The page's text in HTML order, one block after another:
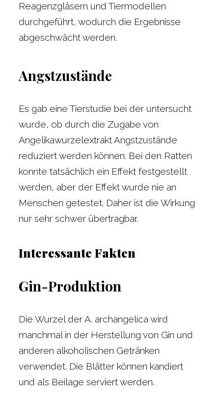
Reagenzgläsern und Tiermodellen
durchgeführt, wodurch die Ergebnisse
abgeschwächt werden.
Angstzustände
Es gab eine Tierstudie bei der untersucht
wurde, ob durch die Zugabe von
Angelikawurzelextrakt Angstzustände
reduziert werden können. Bei den Ratten
konnte tatsächlich ein Effekt festgestellt
werden, aber der Effekt wurde nie an
Menschen getestet. Daher ist die Wirkung
nur sehr schwer übertragbar.
Interessante Fakten
Gin-Produktion
Die Wurzel der A. archangelica wird
manchmal in der Herstellung von Gin und
anderen alkoholischen Getränken
verwendet. Die Blätter können kandiert
und als Beilage serviert werden.